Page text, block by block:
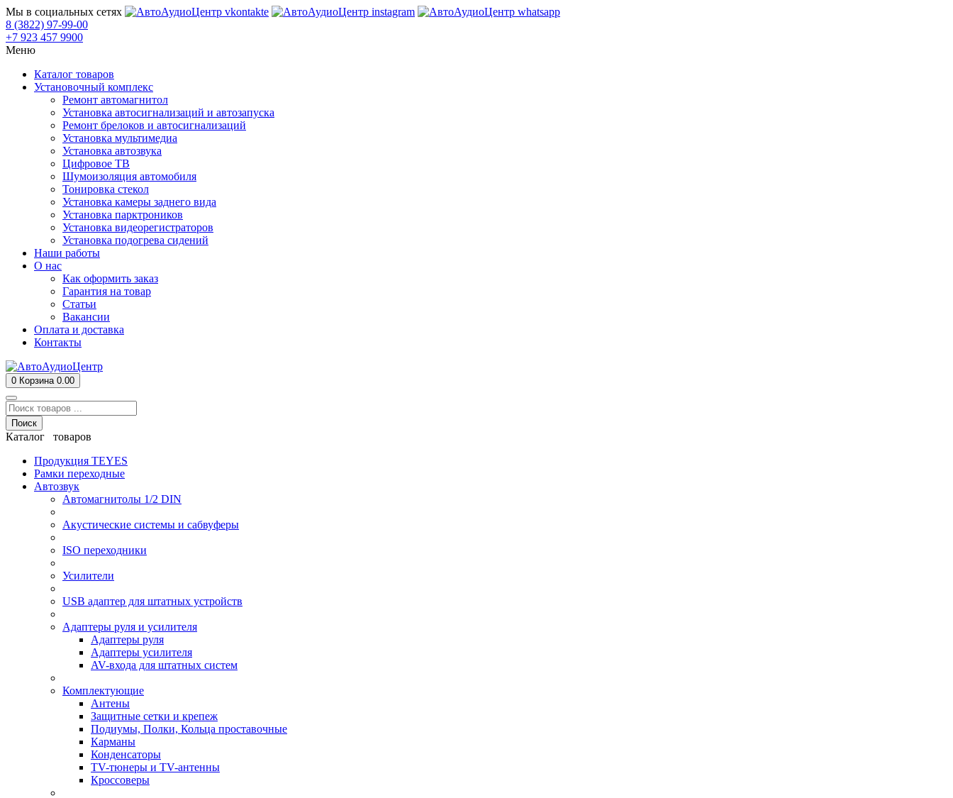
Мы в социальных сетях
8 (3822) 97-99-00
+7 923 457 9900
Меню
Каталог товаров
Установочный комплекс
Ремонт автомагнитол
Установка автосигнализаций и автозапуска
Ремонт брелоков и автосигнализаций
Установка мультимедиа
Установка автозвука
Цифровое ТВ
Шумоизоляция автомобиля
Тонировка стекол
Установка камеры заднего вида
Установка парктроников
Установка видеорегистраторов
Установка подогрева сидений
Наши работы
О нас
Как оформить заказ
Гарантия на товар
Статьи
Вакансии
Оплата и доставка
Контакты
0 Корзина 0.00
Поиск
Каталог товаров
Продукция TEYES
Рамки переходные
Автозвук
Автомагнитолы 1/2 DIN
Акустические системы и сабвуферы
ISO переходники
Усилители
USB адаптер для штатных устройств
Адаптеры руля и усилителя
Адаптеры руля
Адаптеры усилителя
AV-входа для штатных систем
Комплектующие
Антены
Защитные сетки и крепеж
Подиумы, Полки, Кольца проставочные
Карманы
Конденсаторы
TV-тюнеры и TV-антенны
Кроссоверы